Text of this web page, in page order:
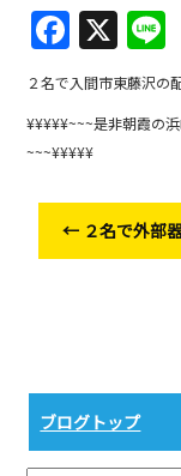
F
a
c
e
o
o
X
２名で入間市東藤沢の
¥¥¥¥¥~~~是非朝霞の
~~~¥¥¥¥¥
← ２名で外部
ブログトップ